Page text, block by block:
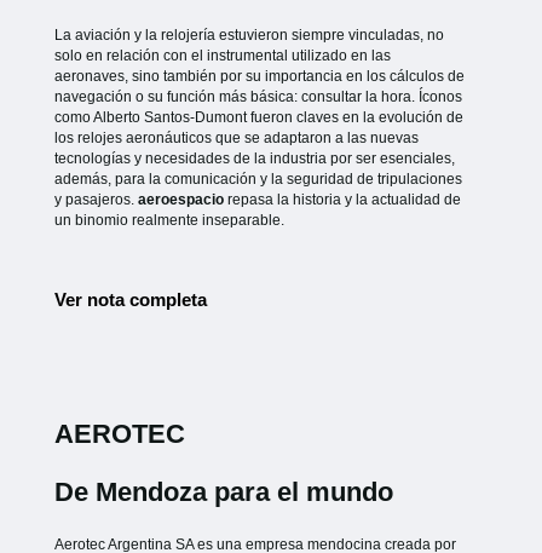
La aviación y la relojería estuvieron siempre vinculadas, no
solo en relación con el instrumental utilizado en las
aeronaves, sino también por su importancia en los cálculos de
navegación o su función más básica: consultar la hora. Íconos
como Alberto Santos-Dumont fueron claves en la evolución de
los relojes aeronáuticos que se adaptaron a las nuevas
tecnologías y necesidades de la industria por ser esenciales,
además, para la comunicación y la seguridad de tripulaciones
y pasajeros. aeroespacio repasa la historia y la actualidad de
un binomio realmente inseparable.
Ver nota completa
AEROTEC
De Mendoza para el mundo
Aerotec Argentina SA es una empresa mendocina creada por